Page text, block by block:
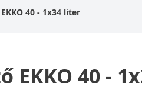
40 - 1x34 liter
EKKO 40 -